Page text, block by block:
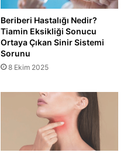
Beriberi Hastalığı Nedir?
Tiamin Eksikliği Sonucu
Ortaya Çıkan Sinir Sistemi
Sorunu
8 Ekim 2025